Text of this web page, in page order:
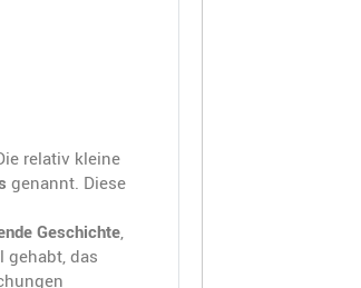
relativ kleine
genannt. Diese
Geschichte,
gehabt, das